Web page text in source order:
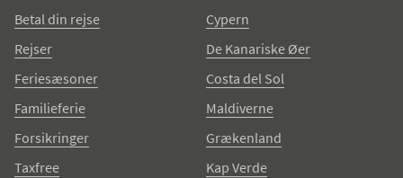
Betal din rejse
Rejser
Feriesæsoner
Familieferie
Forsikringer
Taxfree
Cypern
De Kanariske Øer
Costa del Sol
Maldiverne
Grækenland
Kap Verde